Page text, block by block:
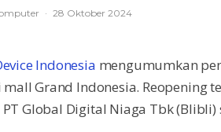
· 28 Oktober 2024
Indonesia mengumumkan
Grand Indonesia. Reopening
Global Digital Niaga Tbk